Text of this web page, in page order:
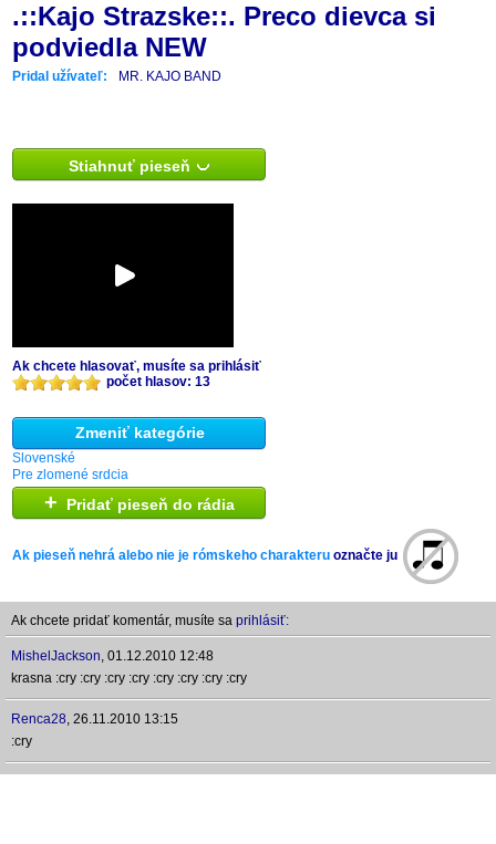
.::Kajo Strazske::. Preco dievca si
podviedla NEW
Pridal užívateľ: MR. KAJO BAND
Stiahnuť pieseň
Ak chcete hlasovať, musíte sa prihlásiť
počet hlasov: 13
Zmeniť kategórie
Slovenské
Pre zlomené srdcia
+ Pridať pieseň do rádia
Ak pieseň nehrá alebo nie je rómskeho charakteru označte ju
Ak chcete pridať komentár, musíte sa prihlásiť:
MishelJackson, 01.12.2010 12:48
krasna :cry :cry :cry :cry :cry :cry :cry :cry
Renca28, 26.11.2010 13:15
:cry